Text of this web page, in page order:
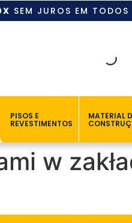
SEM JUROS EM
PISOS E
REVESTIMENTOS
MATERIAL
w